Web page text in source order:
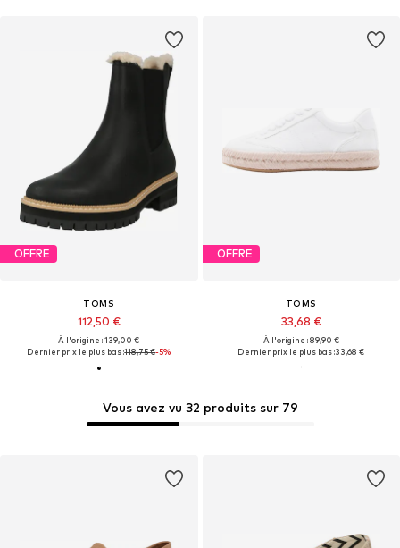
Vous avez vu 32 produits sur 79
OFFRE
TOMS
112,50 €
À l'origine : 139,00 €
Dernier prix le plus bas :118,75 €-5%
OFFRE
TOMS
33,68 €
À l'origine : 89,90 €
Dernier prix le plus bas :33,68 €